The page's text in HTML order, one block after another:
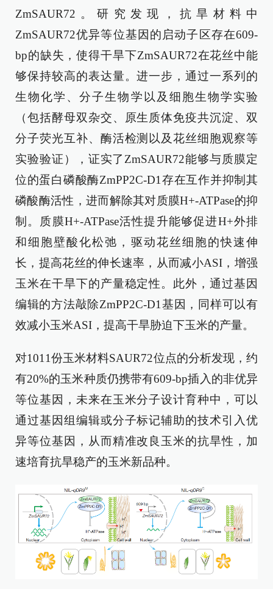
ZmSAUR72。研究发现，抗旱材料中
ZmSAUR72优异等位基因的启动子区存在609-
bp的缺失，使得干旱下ZmSAUR72在花丝中能
够保持较高的表达量。进一步，通过一系列的
生物化学、分子生物学以及细胞生物学实验
（包括酵母双杂交、原生质体免疫共沉淀、双
分子荧光互补、酶活检测以及花丝细胞观察等
实验验证），证实了ZmSAUR72能够与质膜定
位的蛋白磷酸酶ZmPP2C-D1存在互作并抑制其
磷酸酶活性，进而解除其对质膜H+-ATPase的抑
制。质膜H+-ATPase活性提升能够促进H+外排
和细胞壁酸化松弛，驱动花丝细胞的快速伸
长，提高花丝的伸长速率，从而减小ASI，增强
玉米在干旱下的产量稳定性。此外，通过基因
编辑的方法敲除ZmPP2C-D1基因，同样可以有
效减小玉米ASI，提高干旱胁迫下玉米的产量。
对1011份玉米材料SAUR72位点的分析发现，约
有20%的玉米种质仍携带有609-bp插入的非优异
等位基因，未来在玉米分子设计育种中，可以
通过基因组编辑或分子标记辅助的技术引入优
异等位基因，从而精准改良玉米的抗旱性，加
速培育抗旱稳产的玉米新品种。